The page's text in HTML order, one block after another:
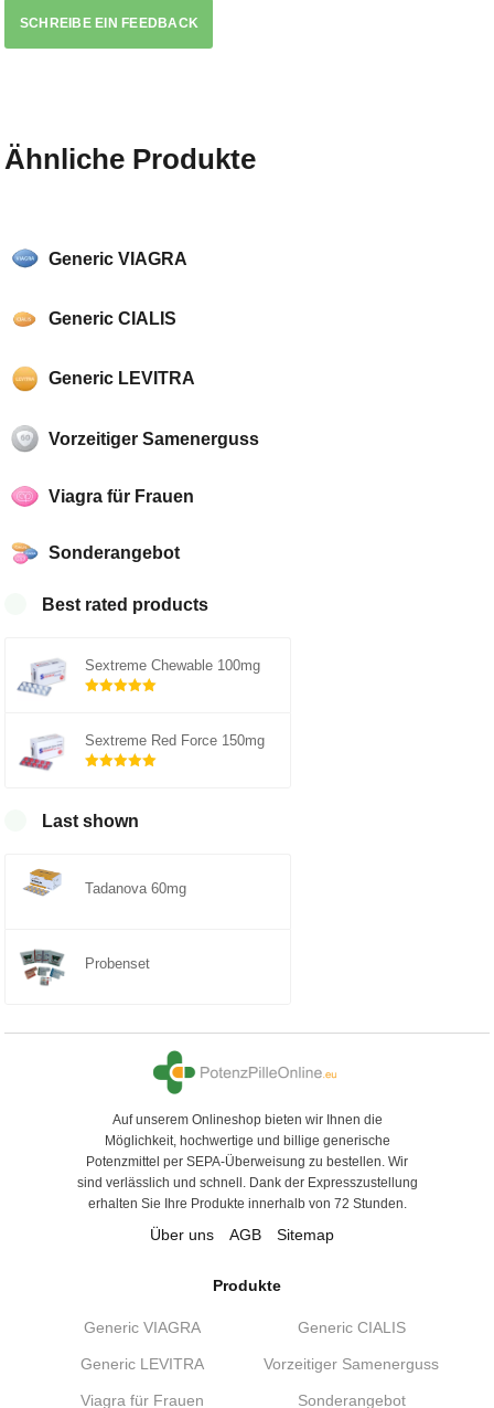
Generic VIAGRA
Generic CIALIS
Generic LEVITRA
Vorzeitiger Samenerguss
Viagra für Frauen
Sonderangebot
Best rated products
Sextreme Chewable 100mg
5
Sextreme Red Force 150mg
Last shown
Tadanova 60mg
Probenset
SCHREIBE EIN FEEDBACK
Ähnliche Produkte
Auf unserem Onlineshop bieten wir Ihnen die
Möglichkeit, hochwertige und billige generische
Potenzmittel per SEPA-Überweisung zu bestellen. Wir
sind verlässlich und schnell. Dank der Expresszustellung
erhalten Sie Ihre Produkte innerhalb von 72 Stunden.
Über uns AGB Sitemap
Produkte
Generic VIAGRA Generic CIALIS
Generic LEVITRA Vorzeitiger Samenerguss
Viagra für Frauen Sonderangebot